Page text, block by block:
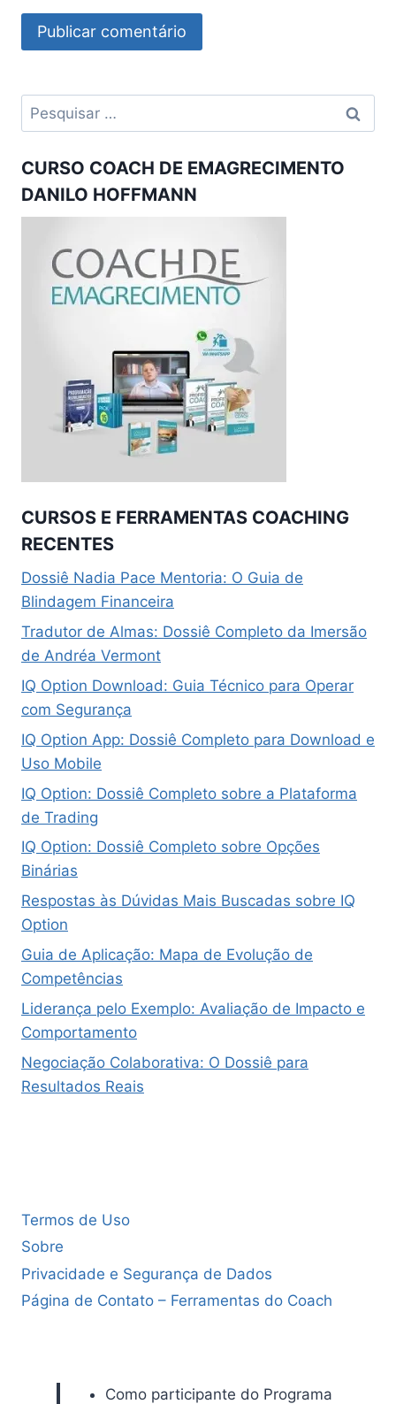
Pesquisar
por:
CURSO COACH DE EMAGRECIMENTO
DANILO HOFFMANN
CURSOS E FERRAMENTAS COACHING
RECENTES
Dossiê Nadia Pace Mentoria: O Guia de
Blindagem Financeira
Tradutor de Almas: Dossiê Completo da Imersão
de Andréa Vermont
IQ Option Download: Guia Técnico para Operar
com Segurança
IQ Option App: Dossiê Completo para Download e
Uso Mobile
IQ Option: Dossiê Completo sobre a Plataforma
de Trading
IQ Option: Dossiê Completo sobre Opções
Binárias
Respostas às Dúvidas Mais Buscadas sobre IQ
Option
Guia de Aplicação: Mapa de Evolução de
Competências
Liderança pelo Exemplo: Avaliação de Impacto e
Comportamento
Negociação Colaborativa: O Dossiê para
Resultados Reais
Termos de Uso
Sobre
Privacidade e Segurança de Dados
Página de Contato – Ferramentas do Coach
Como participante do Programa